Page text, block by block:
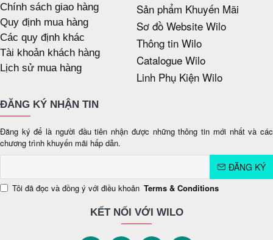
Chính sách giao hàng
Quy định mua hàng
Các quy định khác
Tài khoản khách hàng
Lịch sử mua hàng
Sản phẩm Khuyến Mãi
Sơ đồ Website Wilo
Thông tin Wilo
Catalogue Wilo
Linh Phụ Kiện Wilo
ĐĂNG KÝ NHẬN TIN
Đăng ký để là người đầu tiên nhận được những thông tin mới nhất và các
chương trình khuyến mãi hấp dẫn.
ĐĂNG KÝ
Tôi đã đọc và đồng ý với điều khoản Terms & Conditions
KẾT NỐI VỚI WILO